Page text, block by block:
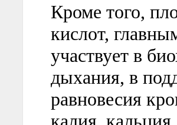
Кроме того,
кислот,
участвует в
дыхания, в
равновесия